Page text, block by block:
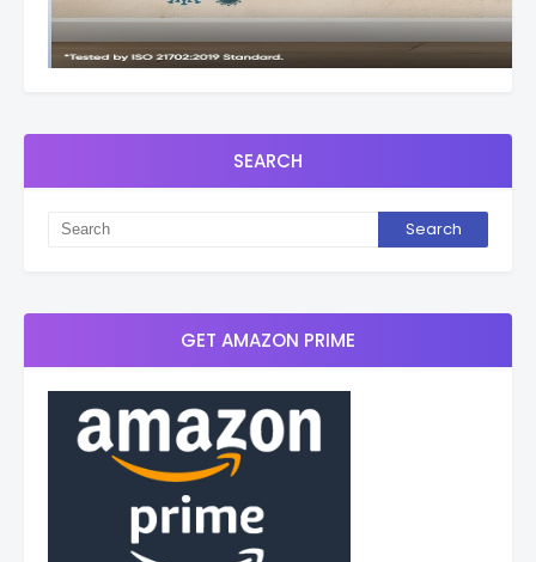
SEARCH
GET AMAZON PRIME